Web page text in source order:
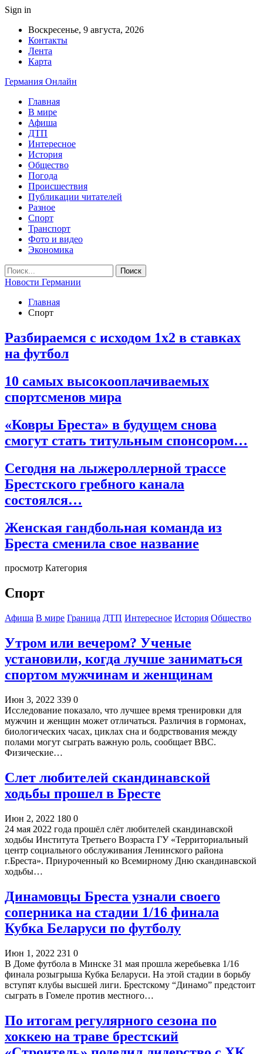
Sign in
Воскресенье, 9 августа, 2026
Контакты
Лента
Карта
Германия Онлайн
Главная
В мире
Афиша
ДТП
Интересное
История
Общество
Погода
Происшествия
Публикации читателей
Разное
Спорт
Транспорт
Фото и видео
Экономика
Новости Германии
Главная
Спорт
Разбираемся с исходом 1х2 в ставках
на футбол
10 самых высокооплачиваемых
спортсменов мира
«Ковры Бреста» в будущем снова
смогут стать титульным спонсором…
Сегодня на лыжероллерной трассе
Брестского гребного канала
состоялся…
Женская гандбольная команда из
Бреста сменила свое название
просмотр Категория
Спорт
Афиша В мире Граница ДТП Интересное История Общество
Утром или вечером? Ученые
установили, когда лучше заниматься
спортом мужчинам и женщинам
Июн 3, 2022 339 0
Исследование показало, что лучшее время тренировки для
мужчин и женщин может отличаться. Различия в гормонах,
биологических часах, циклах сна и бодрствования между
полами могут сыграть важную роль, сообщает BBC.
Физические…
Слет любителей скандинавской
ходьбы прошел в Бресте
Июн 2, 2022 180 0
24 мая 2022 года прошёл слёт любителей скандинавской
ходьбы Института Третьего Возраста ГУ «Территориальный
центр социального обслуживания Ленинского района
г.Бреста». Приуроченный ко Всемирному Дню скандинавской
ходьбы…
Динамовцы Бреста узнали своего
соперника на стадии 1/16 финала
Кубка Беларуси по футболу
Июн 1, 2022 231 0
В Доме футбола в Минске 31 мая прошла жеребьевка 1/16
финала розыгрыша Кубка Беларуси. На этой стадии в борьбу
вступят клубы высшей лиги. Брестскому “Динамо” предстоит
сыграть в Гомеле против местного…
По итогам регулярного сезона по
хоккею на траве брестский